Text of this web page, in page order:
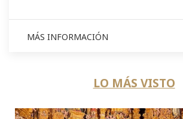
MÁS INFORMACIÓN
LO MÁS VISTO